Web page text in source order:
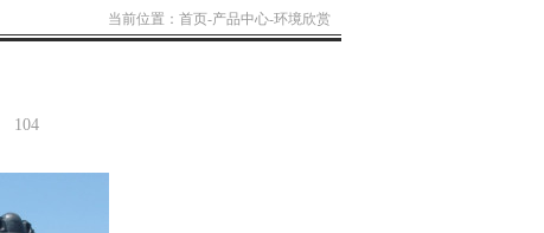
当前位置： 首页-产品中心-环境欣赏
104